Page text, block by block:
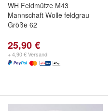
WH Feldmütze M43
Mannschaft Wolle feldgrau
Größe 62
25,90 €
+ 4,90 € Versand